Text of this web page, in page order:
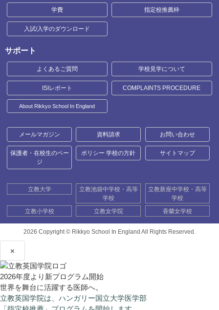
学費 指定校推薦枠
入試/入学のダウンロード
サポート
よくあるご質問 学校見学について
ISIレポート COMPLAINTS PROCEDURE
About Rikkyo School In England
メールマガジン 資料請求 お問い合わせ
保護者・在校生のペー
ジ
ポリシー 学校の方針 サイトマップ
立教大学
立教池袋中学校・高等
学校
立教新座中学校・高等
学校
立教小学校
立教女学院 香蘭女学校
2026 Copyright © Rikkyo School In England All Rights Reserved.
×
2026年度より新プログラム開始
世界を舞台に活躍する医師へ。
立教英国学院は、ハンガリー国立大学医学部